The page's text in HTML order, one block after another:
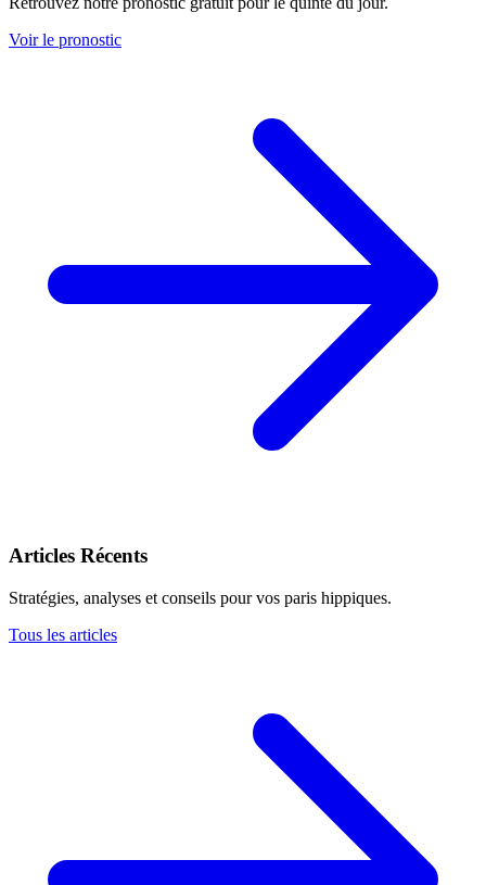
Voir le pronostic
Articles Récents
Stratégies, analyses et conseils pour vos paris hippiques.
Tous les articles